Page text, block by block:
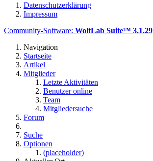
Datenschutzerklärung
Impressum
Community-Software: WoltLab Suite™ 3.1.29
Navigation
Startseite
Artikel
Mitglieder
Letzte Aktivitäten
Benutzer online
Team
Mitgliedersuche
Forum
Suche
Optionen
(placeholder)